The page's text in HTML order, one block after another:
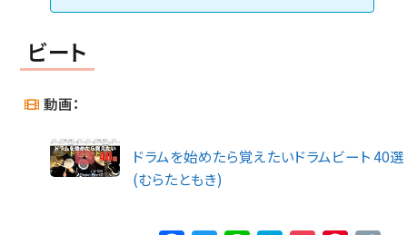
ビート
動画：
ドラムを始めたら覚えたいドラムビート 40選
(むらたともき)